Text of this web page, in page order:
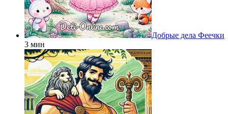
Добрые дела Феечки
3 мин